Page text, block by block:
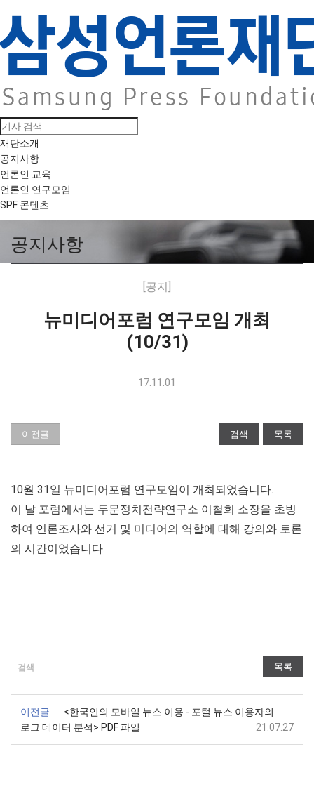
재단소개
공지사항
언론인 교육
언론인 연구모임
SPF 콘텐츠
공지사항
[공지]
뉴미디어포럼 연구모임 개최
(10/31)
17.11.01
이전글 검색 목록
10월 31일 뉴미디어포럼 연구모임이 개최되었습니다.
이 날 포럼에서는 두문정치전략연구소 이철희 소장을 초빙
하여 연론조사와 선거 및 미디어의 역할에 대해 강의와 토론
의 시간이었습니다.
검색 목록
이전글
<한국인의 모바일 뉴스 이용 - 포털 뉴스 이용자의
로그 데이터 분석> PDF 파일
21.07.27